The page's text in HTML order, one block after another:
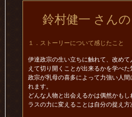
鈴村健一 さん
１．ストーリーについて感じたこと
伊達政宗の生い立ちに触れて、改め
えて切り開くことが出来るかを学べ
政宗が乳母の喜多によって力強い人
れます。
どんな人物と出会えるかは偶然かも
ラスの力に変えることは自分の捉え方